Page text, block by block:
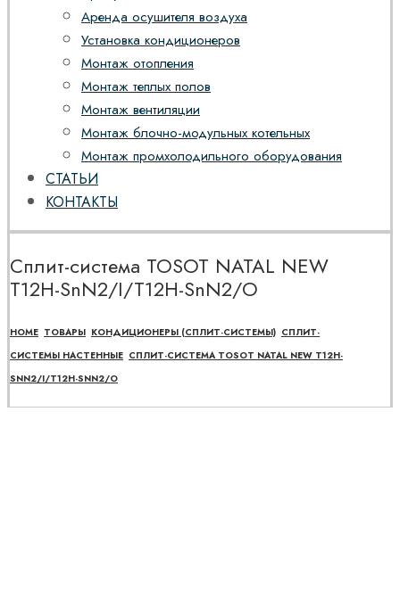
Аренда осушителя воздуха
Установка кондиционеров
Монтаж отопления
Монтаж теплых полов
Монтаж вентиляции
Монтаж блочно-модульных котельных
Монтаж промхолодильного оборудования
СТАТЬИ
КОНТАКТЫ
Сплит-система TOSOT NATAL NEW
T12H-SnN2/I/T12H-SnN2/O
HOME ТОВАРЫ КОНДИЦИОНЕРЫ (СПЛИТ-СИСТЕМЫ) СПЛИТ-
СИСТЕМЫ НАСТЕННЫЕ СПЛИТ-СИСТЕМА TOSOT NATAL NEW T12H-
SNN2/I/T12H-SNN2/O